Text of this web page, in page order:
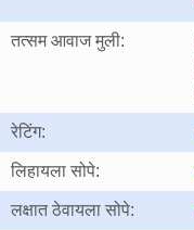
तत्सम आवाज मुली:
रेटिंग:
लिहायला सोपे:
लक्षात ठेवायला सोपे: